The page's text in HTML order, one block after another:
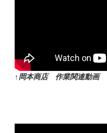
↑岡本商店 作業関連動画